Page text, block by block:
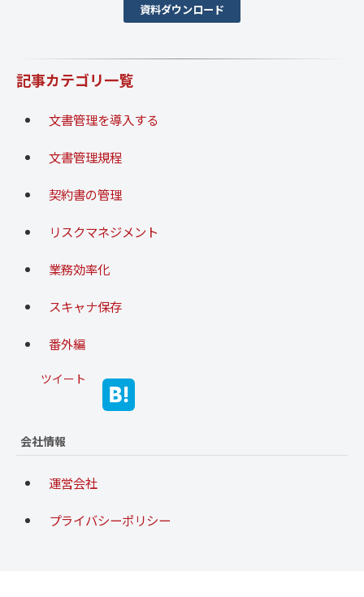
資料ダウンロード
記事カテゴリ一覧
文書管理を導入する
文書管理規程
契約書の管理
リスクマネジメント
業務効率化
スキャナ保存
番外編
ツイート
会社情報
運営会社
プライバシーポリシー